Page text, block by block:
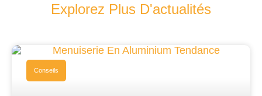
Explorez Plus D'actualités
Conseils